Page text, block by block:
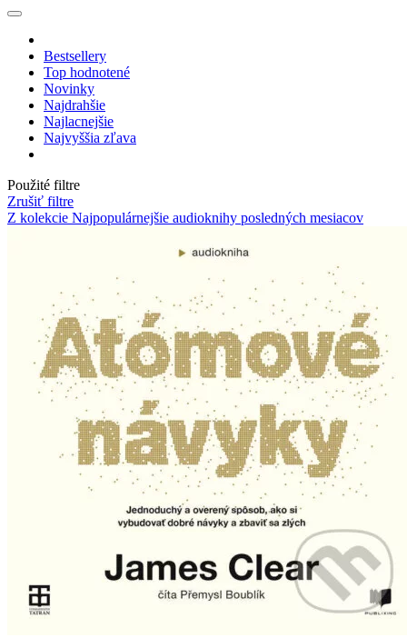
Bestsellery
Top hodnotené
Novinky
Najdrahšie
Najlacnejšie
Najvyššia zľava
Použité filtre
Zrušiť filtre
Z kolekcie Najpopulárnejšie audioknihy posledných mesiacov